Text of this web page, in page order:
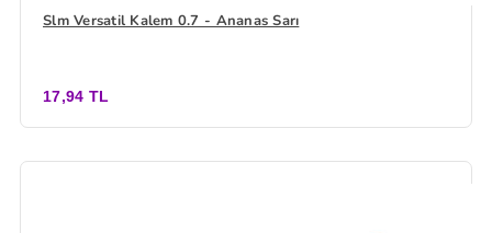
Slm Versatil Kalem 0.7 - Ananas Sarı
17,94 TL